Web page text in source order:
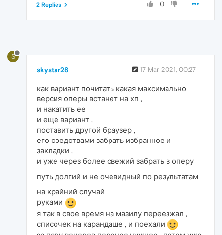
0
2 Replies
S
skystar28 17 Mar 2021, 00:27
как вариант почитать какая максимально
версия оперы встанет на хп ,
и накатить ее
и еще вариант ,
поставить другой браузер ,
его средствами забрать избранное и
закладки ,
и уже через более свежий забрать в оперу
путь долгий и не очевидный по результатам
на крайний случай
руками
я так в свое время на мазилу переезжал ,
списочек на карандаше , и поехали